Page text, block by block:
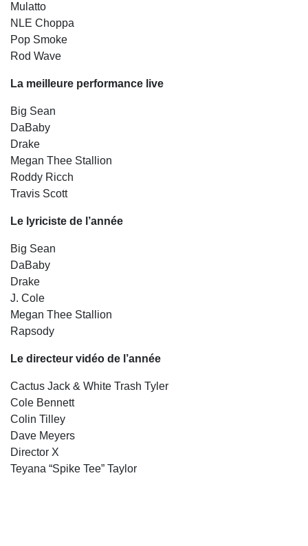
Mulatto
NLE Choppa
Pop Smoke
Rod Wave
La meilleure performance live
Big Sean
DaBaby
Drake
Megan Thee Stallion
Roddy Ricch
Travis Scott
Le lyriciste de l’année
Big Sean
DaBaby
Drake
J. Cole
Megan Thee Stallion
Rapsody
Le directeur vidéo de l’année
Cactus Jack & White Trash Tyler
Cole Bennett
Colin Tilley
Dave Meyers
Director X
Teyana “Spike Tee” Taylor